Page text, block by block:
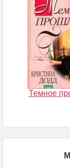
Темное